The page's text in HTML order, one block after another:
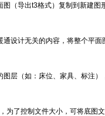
图（导出t3格式）复制到新建图
通设计无关的内容，将整个平
图层（如：床位、家具、标注
为了控制文件大小，可将底图